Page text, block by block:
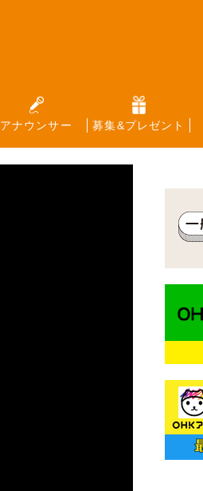
アナウンサー 募集&プレゼント